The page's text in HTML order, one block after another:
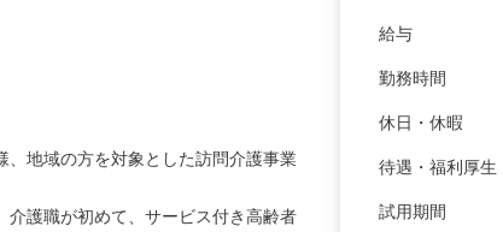
地域の方を対象とした訪問介護事業
介護職が初めて、サービス付き高齢者
給与
勤務時間
休日・休暇
待遇・福利厚生
試用期間